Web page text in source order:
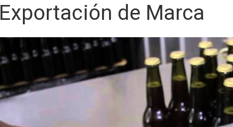
Exportación de Marca